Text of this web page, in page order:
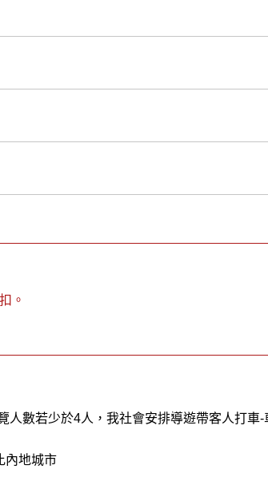
。
人數若少於4人，我社會安排導遊帶客人打車-
內地城市